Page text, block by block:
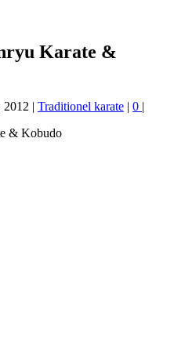
Karate &
2012 | Traditionel karate | 0 |